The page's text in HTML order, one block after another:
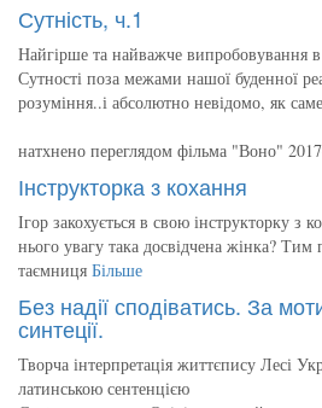
Сутність, ч.1
Найгірше та найважче випробовування
Сутності поза межами нашої буденної
розуміння..і абсолютно невідомо, як
натхнено переглядом фільма "Воно"
Інструкторка з кохання
Ігор закохується в свою інструкторку з
нього увагу така досвідчена жінка? Тим
таємниця Більше
Без надії сподіватись. За
синтеції.
Творча інтерпретація життєпису Лесі
латинською сентенцією